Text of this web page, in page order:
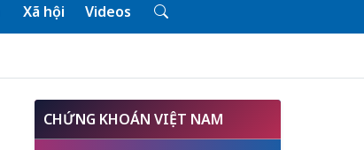
Xã hội Videos
CHỨNG KHOÁN VIỆT NAM